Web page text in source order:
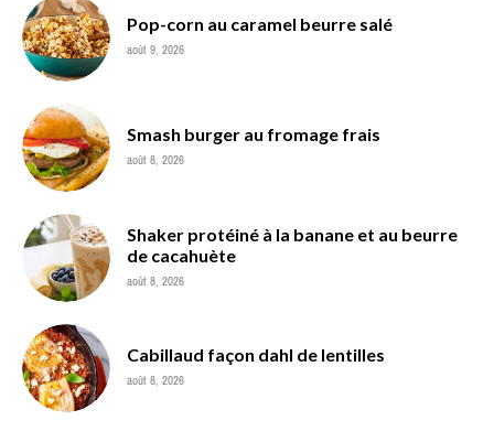
Pop-corn au caramel beurre salé
août 9, 2026
Smash burger au fromage frais
août 8, 2026
Shaker protéiné à la banane et au beurre
de cacahuète
août 8, 2026
Cabillaud façon dahl de lentilles
août 8, 2026